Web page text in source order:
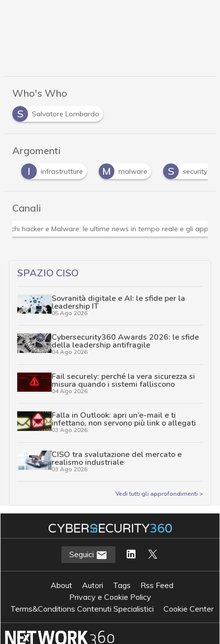
Who's Who
S
Salvatore Lombardo
Argomenti
I
infrastrutture M malware S security
Canali
Attacchi hacker e Malware: le ultime news in tempo
SPAZIO CISO
Sovranità digitale e AI: le sfide per la
leadership IT
05 Ago 2026
Cybersecurity360 Awards 2026: le sfide
della leadership antifragile
04 Ago 2026
Fail securely: perché la vera sicurezza si
misura quando i sistemi falliscono
04 Ago 2026
Falla in Outlook: apri un’e-mail e ti
infettano, non servono più link o allegati
03 Ago 2026
CISO tra svalutazione del mercato e
realismo industriale
03 Ago 2026
Vedi tutti gli approfondimenti >
Seguici
About Autori Tags
Rss Feed
Privacy e Cookie Policy
Terms&Conditions Contenuti Specialistici
Cookie Center